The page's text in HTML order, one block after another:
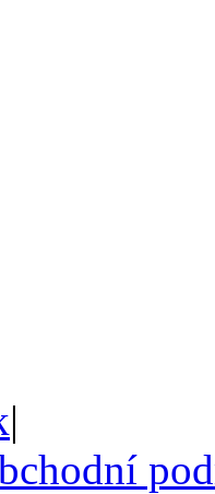
|